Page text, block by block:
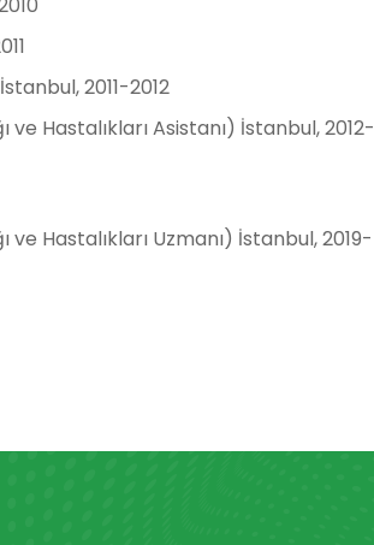
2011-2012
Hastalıkları Asistanı) İstanbul, 2012-
Hastalıkları Uzmanı) İstanbul, 2019-